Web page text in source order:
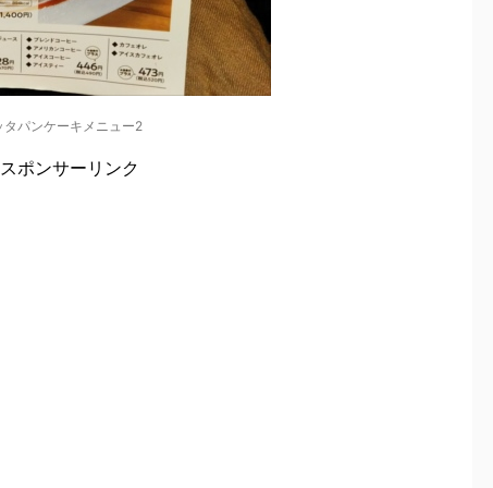
パンケーキメニュー2
スポンサーリンク